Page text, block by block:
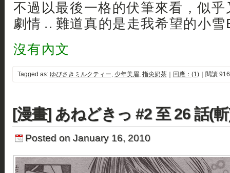
不過以最後一格的伏筆來看，似
劇情 .. 難道真的是走我希望的小
沒有內文
Tagged as: ゆびさきミルクティー, 少年美眉, 指尖奶茶｜ 回應：(1)｜閱讀
[漫畫] あねどきっ #2 至 26 話(
Posted on January 16, 2010